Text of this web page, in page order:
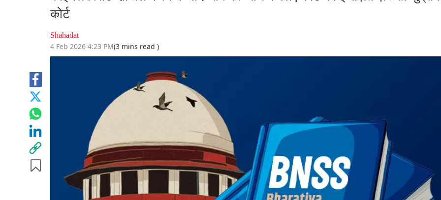
कोर्ट
Shahadat
4 Feb 2026 4:23 PM(3 mins read )